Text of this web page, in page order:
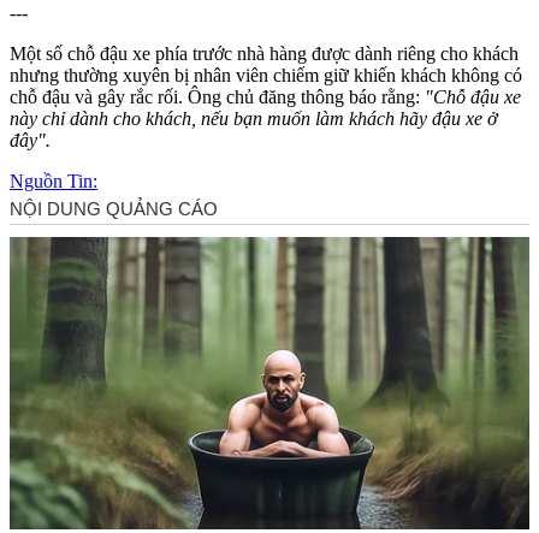
---
Một số chỗ đậu xe phía trước nhà hàng được dành riêng cho khách
nhưng thường xuyên bị nhân viên chiếm giữ khiến khách không có
chỗ đậu và gây rắc rối. Ông chủ đăng thông báo rằng: "Chỗ đậu xe
này chỉ dành cho khách, nếu bạn muốn làm khách hãy đậu xe ở
đây".
Nguồn Tin: